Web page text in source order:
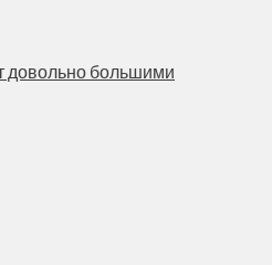
довольно большими